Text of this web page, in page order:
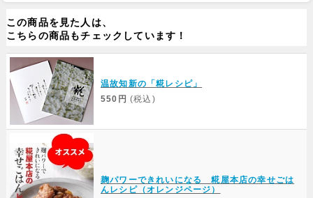
Site
この商品を見た人は、
こちらの商品もチェックしています！
温故知新の「糀レシピ」
550円 (税込)
麹パワーできれいになる 糀屋本店の幸せごは
んレシピ（オレンジページ）